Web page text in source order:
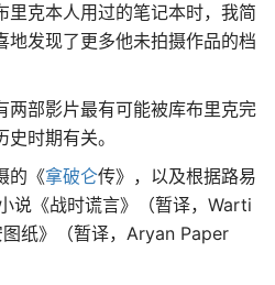
里克本人用过的笔记本时，我简
地发现了更多他未拍摄作品的档
两部影片最有可能被库布里克完
时期有关。
的《拿破仑传》，以及根据路易
说《战时谎言》（暂译，Warti
纸》（暂译，Aryan Paper